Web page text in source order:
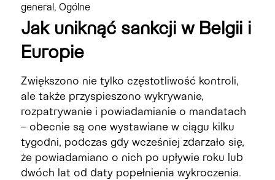
general, Ogólne
Jak uniknąć sankcji w Belgii i
Europie
Zwiększono nie tylko częstotliwość kontroli,
ale także przyspieszono wykrywanie,
rozpatrywanie i powiadamianie o mandatach
– obecnie są one wystawiane w ciągu kilku
tygodni, podczas gdy wcześniej zdarzało się,
że powiadamiano o nich po upływie roku lub
dwóch lat od daty popełnienia wykroczenia.